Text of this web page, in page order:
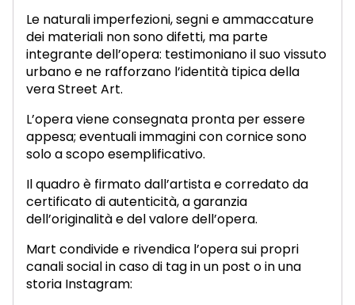
Le naturali imperfezioni, segni e ammaccature
dei materiali non sono difetti, ma parte
integrante dell’opera: testimoniano il suo vissuto
urbano e ne rafforzano l’identità tipica della
vera Street Art.
L’opera viene consegnata pronta per essere
appesa; eventuali immagini con cornice sono
solo a scopo esemplificativo.
Il quadro è firmato dall’artista e corredato da
certificato di autenticità, a garanzia
dell’originalità e del valore dell’opera.
Mart condivide e rivendica l’opera sui propri
canali social in caso di tag in un post o in una
storia Instagram: